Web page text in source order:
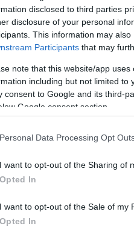
disclosed to third parties
disclosure of your personal
This information may
Participants that may
note that this website/app
including but not limited to
consent to Google and its third-
Google consent section.
Personal Data Processing Opt
I want to opt-out of the Sharing of
Opted In
I want to opt-out of the Sale of my
Opted In